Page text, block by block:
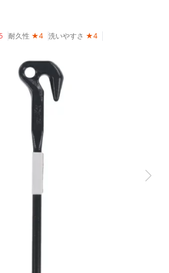
耐久性 ★4 洗いやすさ ★4